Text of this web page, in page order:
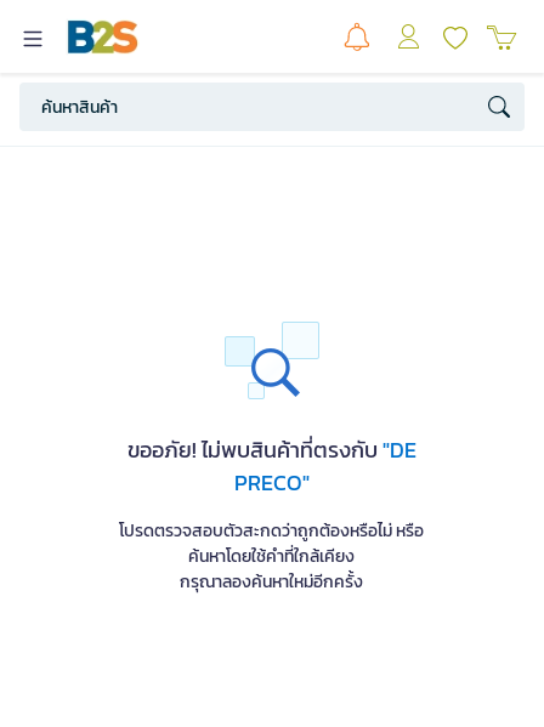
ขออภัย! ไม่พบสินค้าที่ตรงกับ"DE
PRECO"
โปรดตรวจสอบตัวสะกดว่าถูกต้องหรือไม่ หรือ
ค้นหาโดยใช้คำที่ใกล้เคียง
กรุณาลองค้นหาใหม่อีกครั้ง